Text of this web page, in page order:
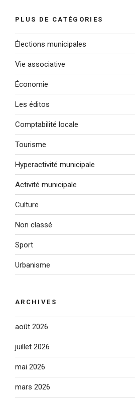
PLUS DE CATÉGORIES
Élections municipales
Vie associative
Économie
Les éditos
Comptabilité locale
Tourisme
Hyperactivité municipale
Activité municipale
Culture
Non classé
Sport
Urbanisme
ARCHIVES
août 2026
juillet 2026
mai 2026
mars 2026